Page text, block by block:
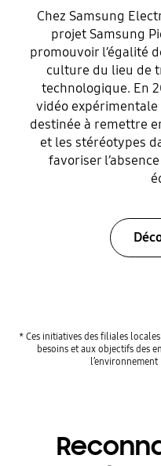
Chez Samsung
projet Samsung
promouvoir l’égalité
culture du lieu de
technologique. En
vidéo expérimentale
destinée à remettre
et les stéréotypes
favoriser
* Ces initiatives des filiales
besoins et aux objectifs des